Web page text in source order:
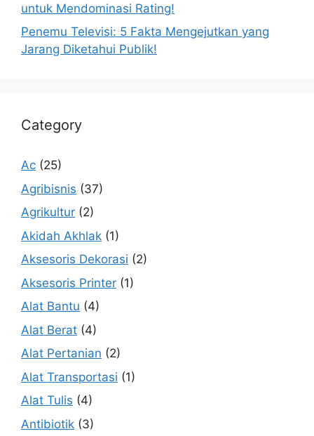
untuk Mendominasi Rating!
Penemu Televisi: 5 Fakta Mengejutkan yang
Jarang Diketahui Publik!
Category
Ac (25)
Agribisnis (37)
Agrikultur (2)
Akidah Akhlak (1)
Aksesoris Dekorasi (2)
Aksesoris Printer (1)
Alat Bantu (4)
Alat Berat (4)
Alat Pertanian (2)
Alat Transportasi (1)
Alat Tulis (4)
Antibiotik (3)